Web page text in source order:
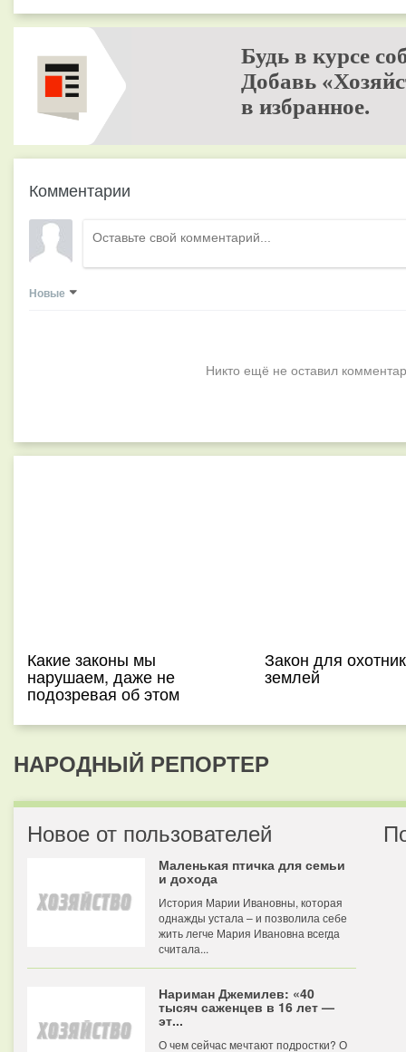
Будь в курсе
Добавь
в избранное.
Комментарии
Новые
Никто ещё не оставил
Какие законы мы
нарушаем, даже не
подозревая об этом
Закон для
землей
НАРОДНЫЙ РЕПОРТЕР
Новое от пользователей
Маленькая птичка для семьи
и дохода
История Марии Ивановны, которая
однажды устала – и позволила себе
жить легче Мария Ивановна всегда
считала...
Нариман Джемилев: «40
тысяч саженцев в 16 лет —
эт...
О чем сейчас мечтают подростки? О